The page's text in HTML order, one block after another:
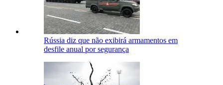
Rússia diz que não exibirá armamentos em
desfile anual por segurança